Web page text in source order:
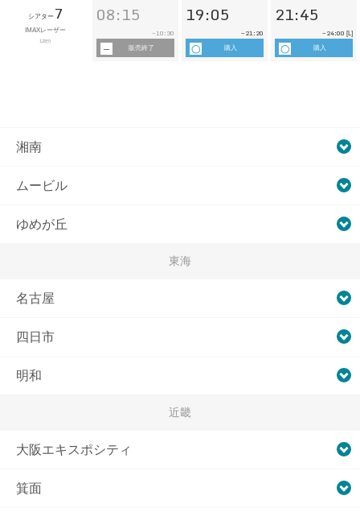
シアター 7
IMAXレーザー
128分
08:15
~10:30
販売終了
19:05
~21:20
購入
21:45
~24:00 [L]
購入
湘南
ムービル
ゆめが丘
東海
名古屋
四日市
明和
近畿
大阪エキスポシティ
箕面